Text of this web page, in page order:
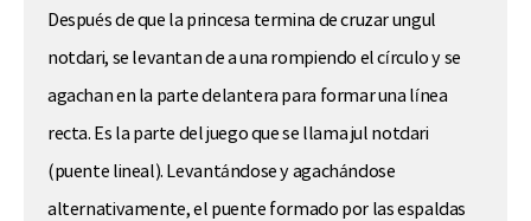
Después de que la princesa termina de cruzar ungul
notdari, se levantan de a una rompiendo el círculo y se
agachan en la parte delantera para formar una línea
recta. Es la parte del juego que se llama jul notdari
(puente lineal). Levantándose y agachándose
alternativamente, el puente formado por las espaldas